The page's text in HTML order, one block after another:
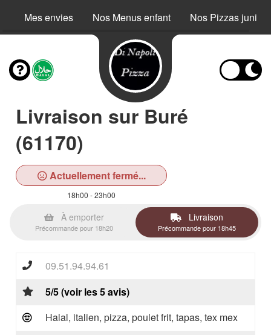
Mes envies Nos Menus enfant Nos Pizzas junior
Livraison sur Buré
(61170)
Actuellement fermé...
18h00 - 23h00
À emporter
Précommande pour 18h20
Livraison
Précommande pour 18h45
09.51.94.94.61
5/5 (voir les 5 avis)
Halal, italien, pizza, poulet frit, tapas, tex mex